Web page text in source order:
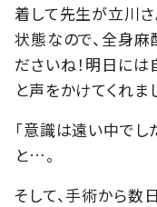
着して先生が立川
状態なので、全身麻
ださいね！明日には
と声をかけてくれま
「意識は遠い中でし
と…。
そして、手術から数